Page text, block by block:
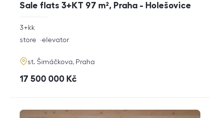
Sale flats 3+KT 97 m², Praha - Holešovice
rozměry
disposition
3+kk
funkce
store elevator
adresa
st. Šimáčkova, Praha
cena
17 500 000 Kč